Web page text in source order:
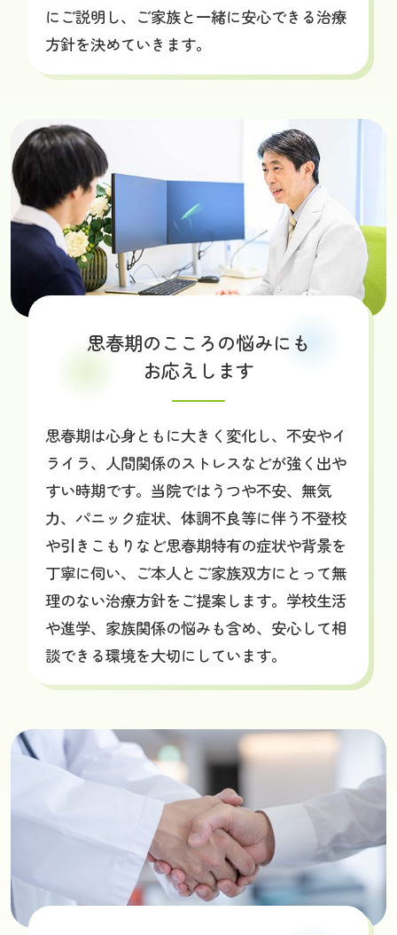
にご説明し、ご家族と一緒に安心できる治療
方針を決めていきます。
思春期のこころの悩みにも
お応えします
思春期は心身ともに大きく変化し、不安やイ
ライラ、人間関係のストレスなどが強く出や
すい時期です。当院ではうつや不安、無気
力、パニック症状、体調不良等に伴う不登校
や引きこもりなど思春期特有の症状や背景を
丁寧に伺い、ご本人とご家族双方にとって無
理のない治療方針をご提案します。学校生活
や進学、家族関係の悩みも含め、安心して相
談できる環境を大切にしています。